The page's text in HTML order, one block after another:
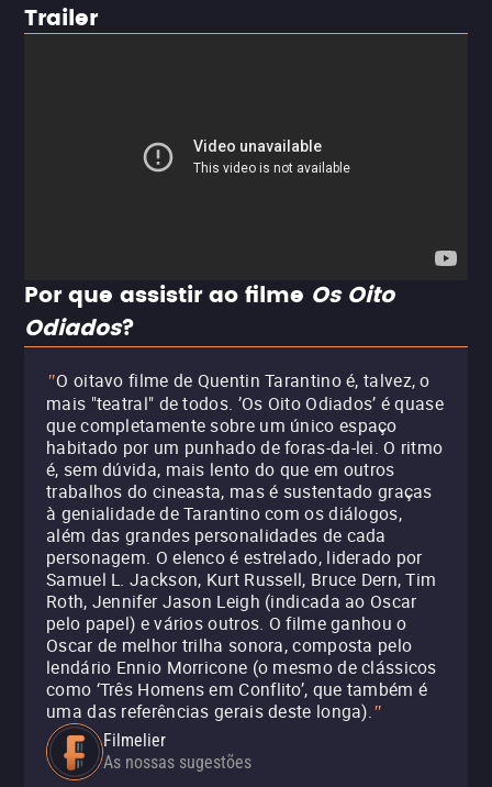
Trailer
Por que assistir ao filme Os Oito
Odiados?
"O oitavo filme de Quentin Tarantino é, talvez, o
mais "teatral" de todos. ’Os Oito Odiados’ é quase
que completamente sobre um único espaço
habitado por um punhado de foras-da-lei. O ritmo
é, sem dúvida, mais lento do que em outros
trabalhos do cineasta, mas é sustentado graças
à genialidade de Tarantino com os diálogos,
além das grandes personalidades de cada
personagem. O elenco é estrelado, liderado por
Samuel L. Jackson, Kurt Russell, Bruce Dern, Tim
Roth, Jennifer Jason Leigh (indicada ao Oscar
pelo papel) e vários outros. O filme ganhou o
Oscar de melhor trilha sonora, composta pelo
lendário Ennio Morricone (o mesmo de clássicos
como ‘Três Homens em Conflito’, que também é
uma das referências gerais deste longa)."
Filmelier
As nossas sugestões